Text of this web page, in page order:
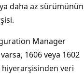
daha az sürümünün
Manager
1606 veya 1602
hiyerarşisinden veri